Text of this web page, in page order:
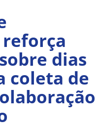
dias
coleta de